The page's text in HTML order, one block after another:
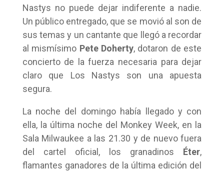
Nastys no puede dejar indiferente a nadie.
Un público entregado, que se movió al son de
sus temas y un cantante que llegó a recordar
al mismísimo Pete Doherty, dotaron de este
concierto de la fuerza necesaria para dejar
claro que Los Nastys son una apuesta
segura.
La noche del domingo había llegado y con
ella, la última noche del Monkey Week, en la
Sala Milwaukee a las 21.30 y de nuevo fuera
del cartel oficial, los granadinos Éter,
flamantes ganadores de la última edición del